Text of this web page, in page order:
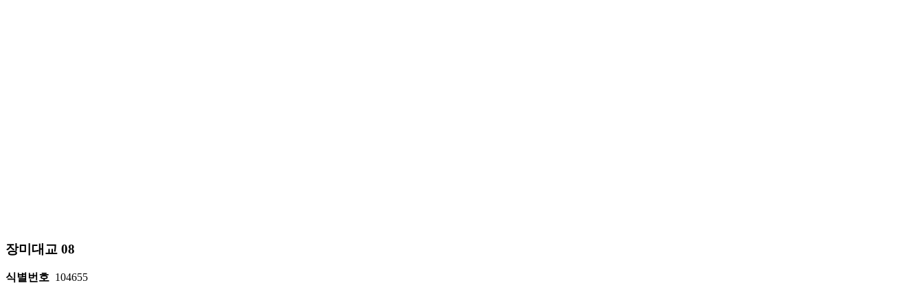
장미대교 08
식별번호 104655